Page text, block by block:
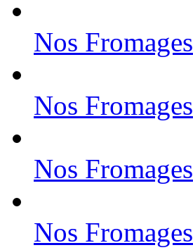
Nos Fromages
Nos Fromages
Nos Fromages
Nos Fromages